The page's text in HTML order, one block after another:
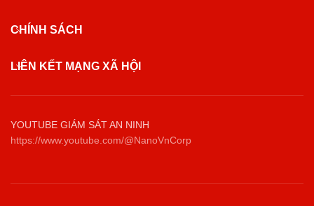
CHÍNH SÁCH
LIÊN KẾT MẠNG XÃ HỘI
YOUTUBE GIÁM SÁT AN NINH
https://www.youtube.com/@NanoVnCorp